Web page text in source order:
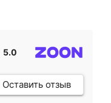
5.0
Оставить отзыв